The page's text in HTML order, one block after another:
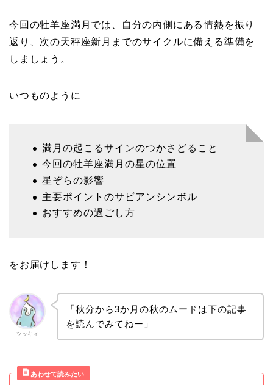
今回の牡羊座満月では、自分の内側にある情熱を振り
返り、次の天秤座新月までのサイクルに備える準備を
しましょう。
いつものように
満月の起こるサインのつかさどること
今回の牡羊座満月の星の位置
星ぞらの影響
主要ポイントのサビアンシンボル
おすすめの過ごし方
をお届けします！
ツッキィ
「秋分から3か月の秋のムードは下の記事
を読んでみてねー」